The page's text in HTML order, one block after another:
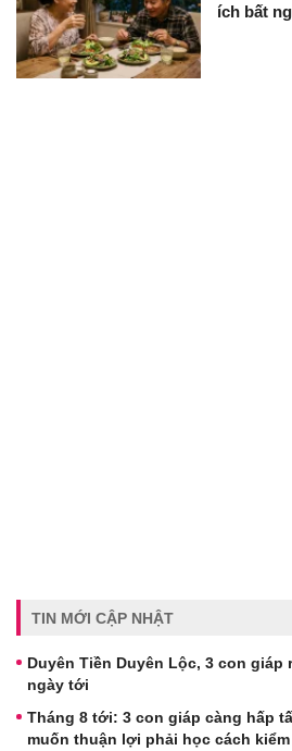
ích bất
TIN MỚI CẬP NHẬT
Duyên Tiền Duyên Lộc, 3 con giáp
ngày tới
Tháng 8 tới: 3 con giáp càng hấp
muốn thuận lợi phải học cách